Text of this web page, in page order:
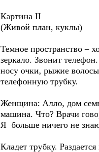
Картина II
(Живой план, куклы)
Темное пространство –
зеркало. Звонит
носу очки, рыжие
телефонную трубку.
Женщина: Алло, дом
машина. Что? Врачи
Я больше ничего не
Кладет трубку.